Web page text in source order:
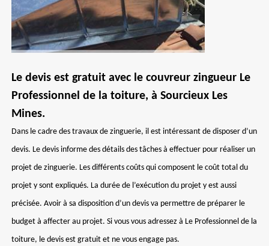
Le devis est gratuit avec le couvreur zingueur Le
Professionnel de la toiture, à Sourcieux Les
Mines.
Dans le cadre des travaux de zinguerie, il est intéressant de disposer d’un
devis. Le devis informe des détails des tâches à effectuer pour réaliser un
projet de zinguerie. Les différents coûts qui composent le coût total du
projet y sont expliqués. La durée de l’exécution du projet y est aussi
précisée. Avoir à sa disposition d’un devis va permettre de préparer le
budget à affecter au projet. Si vous vous adressez à Le Professionnel de la
toiture, le devis est gratuit et ne vous engage pas.